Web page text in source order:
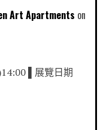
Art Apartments
▌展覽日期